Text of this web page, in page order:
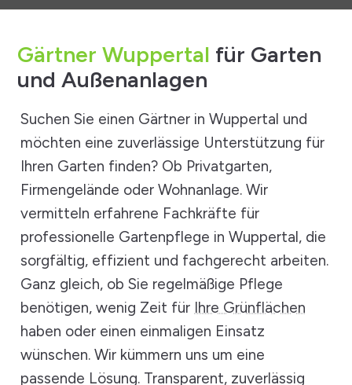
Gärtner Wuppertal für Garten
und Außenanlagen
Suchen Sie einen Gärtner in Wuppertal und
möchten eine zuverlässige Unterstützung für
Ihren Garten finden? Ob Privatgarten,
Firmengelände oder Wohnanlage. Wir
vermitteln erfahrene Fachkräfte für
professionelle Gartenpflege in Wuppertal, die
sorgfältig, effizient und fachgerecht arbeiten.
Ganz gleich, ob Sie regelmäßige Pflege
benötigen, wenig Zeit für Ihre Grünflächen
haben oder einen einmaligen Einsatz
wünschen. Wir kümmern uns um eine
passende Lösung. Transparent, zuverlässig